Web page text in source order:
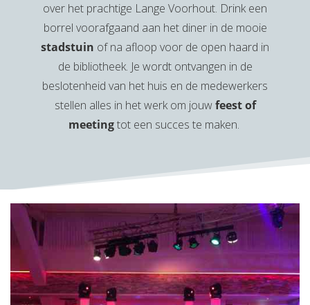
over het prachtige Lange Voorhout. Drink een
borrel voorafgaand aan het diner in de mooie
stadstuin of na afloop voor de open haard in
de bibliotheek. Je wordt ontvangen in de
beslotenheid van het huis en de medewerkers
stellen alles in het werk om jouwfeest of
meetingtot een succes te maken.